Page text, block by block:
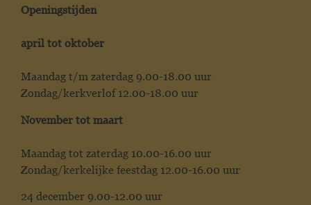
Openingstijden
april tot oktober
Maandag t/m zaterdag 9.00-18.00 uur
Zondag/kerkverlof 12.00-18.00 uur
November tot maart
Maandag tot zaterdag 10.00-16.00 uur
Zondag/kerkelijke feestdag 12.00-16.00 uur
24 december 9.00-12.00 uur